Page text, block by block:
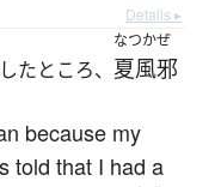
Details ▸
たところ、
なつかぜ
夏風邪
because my
told that I had a